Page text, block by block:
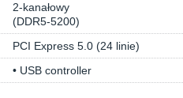
2-kanałowy
(DDR5-5200)
PCI Express 5.0 (24 linie)
• USB controller